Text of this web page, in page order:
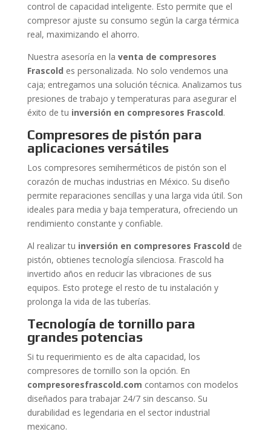
control de capacidad inteligente. Esto permite que el
compresor ajuste su consumo según la carga térmica
real, maximizando el ahorro.
Nuestra asesoría en la venta de compresores
Frascold es personalizada. No solo vendemos una
caja; entregamos una solución técnica. Analizamos tus
presiones de trabajo y temperaturas para asegurar el
éxito de tu inversión en compresores Frascold.
Compresores de pistón para
aplicaciones versátiles
Los compresores semiherméticos de pistón son el
corazón de muchas industrias en México. Su diseño
permite reparaciones sencillas y una larga vida útil. Son
ideales para media y baja temperatura, ofreciendo un
rendimiento constante y confiable.
Al realizar tu inversión en compresores Frascold de
pistón, obtienes tecnología silenciosa. Frascold ha
invertido años en reducir las vibraciones de sus
equipos. Esto protege el resto de tu instalación y
prolonga la vida de las tuberías.
Tecnología de tornillo para
grandes potencias
Si tu requerimiento es de alta capacidad, los
compresores de tornillo son la opción. En
compresoresfrascold.com contamos con modelos
diseñados para trabajar 24/7 sin descanso. Su
durabilidad es legendaria en el sector industrial
mexicano.